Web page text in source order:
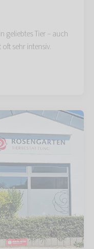
geliebtes Tier – auch
sehr intensiv.